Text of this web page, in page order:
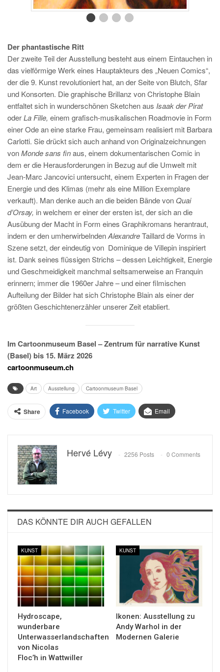
Der phantastische Ritt
Der zweite Teil der Ausstellung besteht aus einem Eintauchen in
das vielförmige Werk eines Hauptakteurs des „Neuen Comics“,
der die 9. Kunst revolutioniert hat, an der Seite von Blutch, Sfar
und Konsorten. Die graphische Brillanz von Christophe Blain
entfaltet sich in wunderschönen Sketchen aus Isaak der Pirat
oderLa Fille, einem grafisch-musikalischen Roadmovie in Form
einer Ode an eine starke Frau, gemeinsam realisiert mit Barbara
Carlotti. Sie drückt sich auch anhand von Originalzeichnungen
vonMonde sans finaus, einem dokumentarischen Comic in
dem er die Herausforderungen in Bezug auf die Umwelt mit
Jean-Marc Jancovici untersucht, einem Experten in Fragen der
Energie und des Klimas (mehr als eine Million Exemplare
verkauft). Man denke auch an die beiden Bände von Quai
d’Orsay, in welchem er einer der ersten ist, der sich an die
Ausübung der Macht in Form eines Graphikromans herantraut,
indem er den umherwirbelndenAlexandreTaillard de Vorms in
Szene setzt, der eindeutig von Dominique de Villepin inspiriert
ist. Dank seines flüssigen Strichs – dessen Leichtigkeit, Energie
und Geschmeidigkeit manchmal seltsamerweise an Franquin
erinnern; immer die 1960er Jahre – und einer filmischen
Aufteilung der Bilder hat sich Christophe Blain als einer der
größten Geschichtenerzähler unserer Zeit etabliert.
Im Cartoonmuseum Basel – Zentrum für narrative Kunst
(Basel) bis 15. März 2026
cartoonmuseum.ch
Art Ausstellung Cartoonmuseum Basel
Share Facebook Twitter Email
Hervé Lévy 2256 Posts 0 Comments
DAS KÖNNTE DIR AUCH GEFALLEN
KUNST
Hydroscape,
wunderbare
Unterwasserlandschaften
von Nicolas
Floc’h in Wattwiller
KUNST
Ikonen: Ausstellung zu
Andy Warhol in der
Modernen Galerie